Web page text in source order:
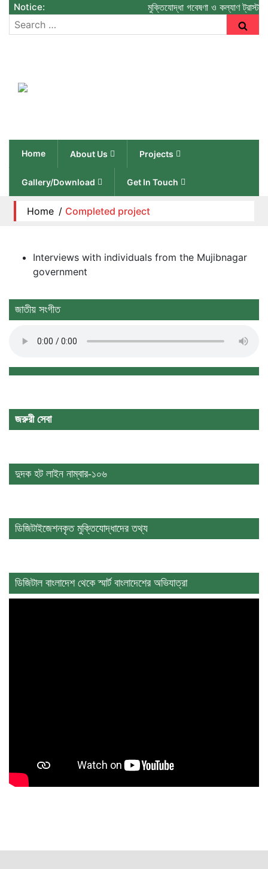
Notice: মুক্তিযোদ্ধা গবেষণা ও কল্যাণ ট্রাস্ট
Home About Us Projects
Gallery/Download Get In Touch
Home / Completed project
Interviews with individuals from the Mujibnagar
government
জাতীয় সংগীত
জরুরী সেবা
দুদক হট লাইন নাম্বার-১০৬
ডিজিটাইজেশনকৃত মুক্তিযোদ্ধাদের তথ্য
ডিজিটাল বাংলাদেশ থেকে স্মার্ট বাংলাদেশের অভিযাত্রা